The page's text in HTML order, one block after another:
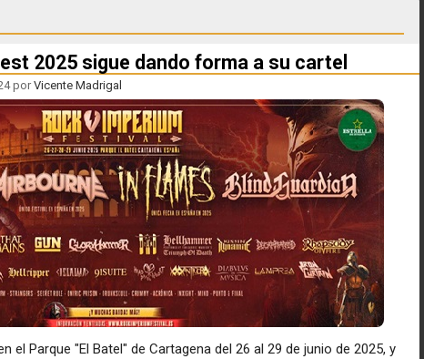
2025 sigue dando forma a su cartel
porVicente Madrigal
el Parque "El Batel" de Cartagena del 26 al 29 de junio de 2025, y